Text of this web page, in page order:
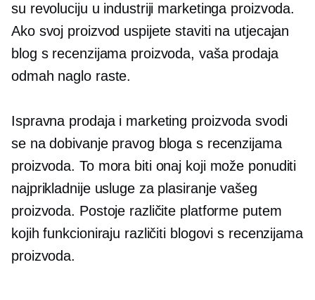
su revoluciju u industriji marketinga proizvoda.
Ako svoj proizvod uspijete staviti na utjecajan
blog s recenzijama proizvoda, vaša prodaja
odmah naglo raste.
Ispravna prodaja i marketing proizvoda svodi
se na dobivanje pravog bloga s recenzijama
proizvoda. To mora biti onaj koji može ponuditi
najprikladnije usluge za plasiranje vašeg
proizvoda. Postoje različite platforme putem
kojih funkcioniraju različiti blogovi s recenzijama
proizvoda.